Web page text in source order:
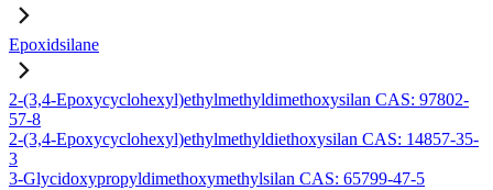
Epoxidsilane
2-(3,4-Epoxycyclohexyl)ethylmethyldimethoxysilan CAS: 97802-
57-8
2-(3,4-Epoxycyclohexyl)ethylmethyldiethoxysilan CAS: 14857-35-
3
3-Glycidoxypropyldimethoxymethylsilan CAS: 65799-47-5